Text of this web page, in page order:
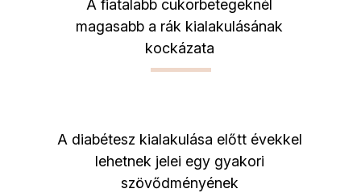
A fiatalabb cukorbetegeknél
magasabb a rák kialakulásának
kockázata
A diabétesz kialakulása előtt évekkel
lehetnek jelei egy gyakori
szövődményének